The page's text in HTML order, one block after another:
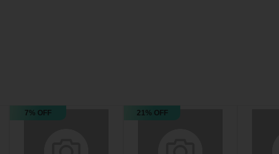
7% OFF 21% OFF